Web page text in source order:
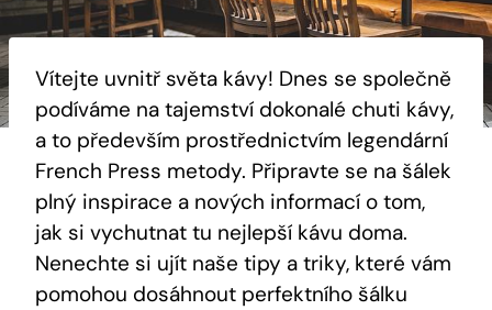
Vítejte uvnitř světa kávy! Dnes se společně
podíváme na tajemství dokonalé chuti kávy,
a to především prostřednictvím legendární
French Press metody. Připravte se na šálek
plný inspirace a nových informací o tom,
jak si vychutnat tu nejlepší kávu doma.
Nenechte si ujít naše tipy a triky, které vám
pomohou dosáhnout perfektního šálku